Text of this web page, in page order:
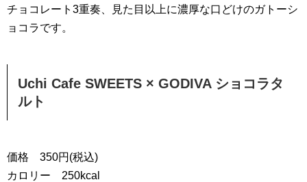
チョコレート3重奏、見た目以上に濃厚な口どけのガトーシ
ョコラです。
Uchi Cafe SWEETS × GODIVA ショコラタ
ルト
価格 350円(税込)
カロリー 250kcal